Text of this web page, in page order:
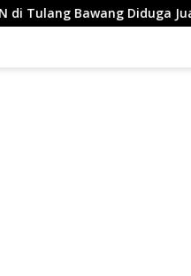
Jual Layanan Internet